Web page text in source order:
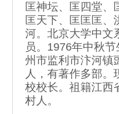
匡神坛、匡四堂、
匡天下、匡匡匡、
河。北京大学中文
员。1976年中秋
州市监利市汴河镇
人，有著作多部。
校校长。祖籍江西
村人。